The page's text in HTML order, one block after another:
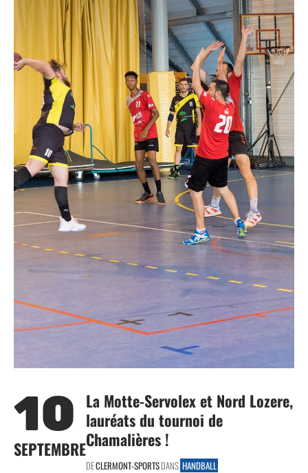
10
SEPTEMBRE
La Motte-Servolex et Nord Lozere,
lauréats du tournoi de
Chamalières !
DECLERMONT-SPORTSDANS HANDBALL